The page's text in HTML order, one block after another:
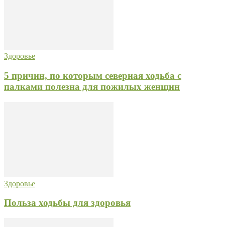
Здоровье
5 причин, по которым северная ходьба с
палками полезна для пожилых женщин
Здоровье
Польза ходьбы для здоровья